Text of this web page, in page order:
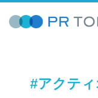
#アクテ